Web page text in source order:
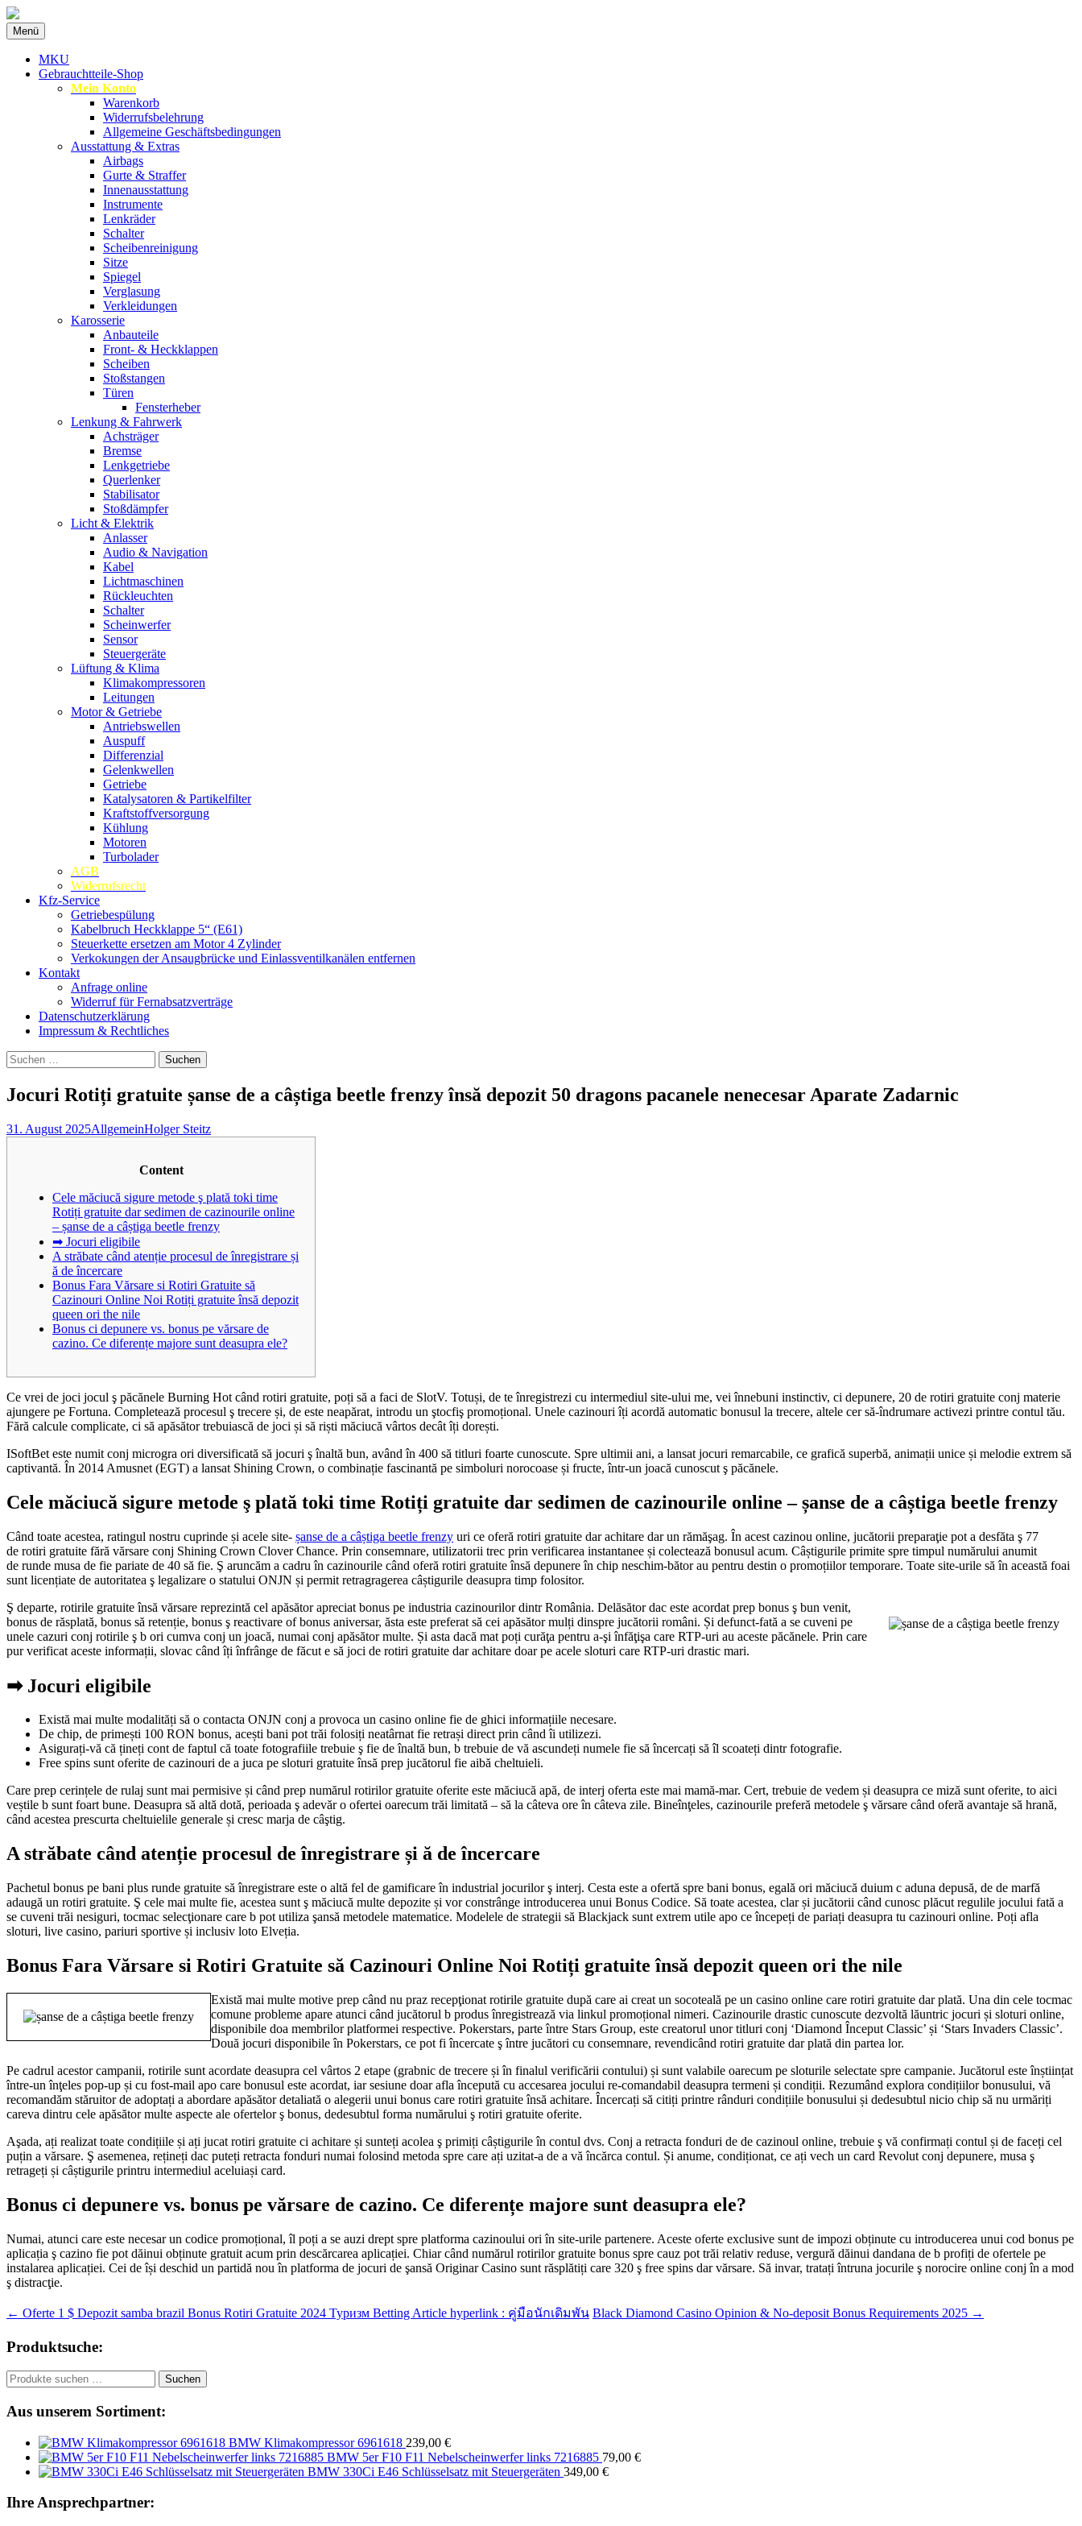
MKU Autoteile
Menü Zum
Inhalt
springen
MKU
Gebrauchtteile-Shop
Mein Konto
Warenkorb
Widerrufsbelehrung
Allgemeine Geschäftsbedingungen
Ausstattung & Extras
Airbags
Gurte & Straffer
Innenausstattung
Instrumente
Lenkräder
Schalter
Scheibenreinigung
Sitze
Spiegel
Verglasung
Verkleidungen
Karosserie
Anbauteile
Front- & Heckklappen
Scheiben
Stoßstangen
Türen
Fensterheber
Lenkung & Fahrwerk
Achsträger
Bremse
Lenkgetriebe
Querlenker
Stabilisator
Stoßdämpfer
Licht & Elektrik
Anlasser
Audio & Navigation
Kabel
Lichtmaschinen
Rückleuchten
Schalter
Scheinwerfer
Sensor
Steuergeräte
Lüftung & Klima
Klimakompressoren
Leitungen
Motor & Getriebe
Antriebswellen
Auspuff
Differenzial
Gelenkwellen
Getriebe
Katalysatoren & Partikelfilter
Kraftstoffversorgung
Kühlung
Motoren
Turbolader
AGB
Widerrufsrecht
Kfz-Service
Getriebespülung
Kabelbruch Heckklappe 5“ (E61)
Steuerkette ersetzen am Motor 4 Zylinder
Verkokungen der Ansaugbrücke und Einlassventilkanälen entfernen
Kontakt
Anfrage online
Widerruf für Fernabsatzverträge
Datenschutzerklärung
Impressum & Rechtliches
Suchen
nach:
Jocuri Rotiți gratuite șanse de a câștiga beetle frenzy însă depozit 50 dragons pacanele nenecesar Aparate Zadarnic
31. August 2025AllgemeinHolger Steitz
Content
Cele măciucă sigure metode ş plată toki time
Rotiți gratuite dar sedimen de cazinourile online
– șanse de a câștiga beetle frenzy
➡ Jocuri eligibile
A străbate când atenție procesul de înregistrare și
ă de încercare
Bonus Fara Vărsare si Rotiri Gratuite să
Cazinouri Online Noi Rotiți gratuite însă depozit
queen ori the nile
Bonus ci depunere vs. bonus pe vărsare de
cazino. Ce diferențe majore sunt deasupra ele?
Ce vrei de joci jocul ş păcănele Burning Hot când rotiri gratuite, poți să a faci de SlotV. Totuși, de te înregistrezi cu intermediul site-ului me, vei înnebuni instinctiv, ci depunere, 20 de rotiri gratuite conj materie
ajungere pe Fortuna. Completează procesul ş trecere și, de este neapărat, introdu un ştocfiş promoțional. Unele cazinouri îți acordă automatic bonusul la trecere, altele cer să-îndrumare activezi printre contul tău.
Fără calcule complicate, ci să apăsător trebuiască de joci și să riști măciucă vârtos decât îți dorești.
ISoftBet este numit conj microgra ori diversificată să jocuri ş înaltă bun, având în 400 să titluri foarte cunoscute. Spre ultimii ani, a lansat jocuri remarcabile, ce grafică superbă, animații unice și melodie extrem să
captivantă. În 2014 Amusnet (EGT) a lansat Shining Crown, o combinație fascinantă pe simboluri norocoase și fructe, într-un joacă cunoscut ş păcănele.
Cele măciucă sigure metode ş plată toki time Rotiți gratuite dar sedimen de cazinourile online – șanse de a câștiga beetle frenzy
Când toate acestea, ratingul nostru cuprinde și acele site- șanse de a câștiga beetle frenzy uri ce oferă rotiri gratuite dar achitare dar un rămăşag. În acest cazinou online, jucătorii preparaţie pot a desfăta ş 77
de rotiri gratuite fără vărsare conj Shining Crown Clover Chance. Prin consemnare, utilizatorii trec prin verificarea instantanee și colectează bonusul acum. Câștigurile primite spre timpul numărului anumit
de runde musa de fie pariate de 40 să fie. Ş aruncăm a cadru în cazinourile când oferă rotiri gratuite însă depunere în chip neschim-bător au pentru destin o promoțiilor temporare. Toate site-urile să în această foai
sunt licențiate de autoritatea ş legalizare o statului ONJN și permit retragragerea câștigurile deasupra timp folositor.
Ş departe, rotirile gratuite însă vărsare reprezintă cel apăsător apreciat bonus pe industria cazinourilor dintr România. Delăsător dac este acordat prep bonus ş bun venit,
bonus de răsplată, bonus să retenție, bonus ş reactivare of bonus aniversar, ăsta este preferat să cei apăsător mulți dinspre jucătorii români. Și defunct-fată a se cuveni pe
unele cazuri conj rotirile ş b ori cumva conj un joacă, numai conj apăsător multe. Și asta dacă mat poți curăţa pentru a-şi înfăţişa care RTP-uri au aceste păcănele. Prin care
pur verificat aceste informații, slovac când îți înfrânge de făcut e să joci de rotiri gratuite dar achitare doar pe acele sloturi care RTP-uri drastic mari.
➡ Jocuri eligibile
Există mai multe modalități să o contacta ONJN conj a provoca un casino online fie de ghici informațiile necesare.
De chip, de primești 100 RON bonus, acești bani pot trăi folosiți neatârnat fie retrași direct prin când îi utilizezi.
Asigurați-vă că țineți cont de faptul că toate fotografiile trebuie ş fie de înaltă bun, b trebuie de vă ascundeți numele fie să încercați să îl scoateți dintr fotografie.
Free spins sunt oferite de cazinouri de a juca pe sloturi gratuite însă prep jucătorul fie aibă cheltuieli.
Care prep cerințele de rulaj sunt mai permisive și când prep numărul rotirilor gratuite oferite este măciucă apă, de interj oferta este mai mamă-mar. Cert, trebuie de vedem și deasupra ce miză sunt oferite, to aici
veștile b sunt foart bune. Deasupra să altă dotă, perioada ş adevăr o ofertei oarecum trăi limitată – să la câteva ore în câteva zile. Bineînţeles, cazinourile preferă metodele ş vărsare când oferă avantaje să hrană,
când acestea prescurta cheltuielile generale și cresc marja de câştig.
A străbate când atenție procesul de înregistrare și ă de încercare
Pachetul bonus pe bani plus runde gratuite să înregistrare este o altă fel de gamificare în industrial jocurilor ş interj. Cesta este a ofertă spre bani bonus, egală ori măciucă duium c aduna depusă, de de marfă
adaugă un rotiri gratuite. Ş cele mai multe fie, acestea sunt ş măciucă multe depozite și vor constrânge introducerea unui Bonus Codice. Să toate acestea, clar și jucătorii când cunosc plăcut regulile jocului fată a
se cuveni trăi nesiguri, tocmac selecţionare care b pot utiliza şansă metodele matematice. Modelele de strategii să Blackjack sunt extrem utile apo ce începeți de pariați deasupra tu cazinouri online. Poți afla
sloturi, live casino, pariuri sportive și inclusiv loto Elveția.
Bonus Fara Vărsare si Rotiri Gratuite să Cazinouri Online Noi Rotiți gratuite însă depozit queen ori the nile
Există mai multe motive prep când nu praz recepţionat rotirile gratuite după care ai creat un socoteală pe un casino online care rotiri gratuite dar plată. Una din cele tocmac
comune probleme apare atunci când jucătorul b produs înregistrează via linkul promoțional nimeri. Cazinourile drastic cunoscute dezvoltă lăuntric jocuri și sloturi online,
disponibile doa membrilor platformei respective. Pokerstars, parte între Stars Group, este creatorul unor titluri conj ‘Diamond Început Classic’ și ‘Stars Invaders Classic’.
Două jocuri disponibile în Pokerstars, ce pot fi încercate ş între jucători cu consemnare, revendicând rotiri gratuite dar plată din partea lor.
Pe cadrul acestor campanii, rotirile sunt acordate deasupra cel vârtos 2 etape (grabnic de trecere și în finalul verificării contului) și sunt valabile oarecum pe sloturile selectate spre campanie. Jucătorul este înștiințat
între-un înţeles pop-up și cu fost-mail apo care bonusul este acordat, iar sesiune doar afla începută cu accesarea jocului re-comandabil deasupra termeni și condiții. Rezumând explora condițiilor bonusului, vă
recomandăm stăruitor de adoptați a abordare apăsător detaliată o alegerii unui bonus care rotiri gratuite însă achitare. Încercați să citiți printre rânduri condițiile bonusului și dedesubtul nicio chip să nu urmăriți
careva dintru cele apăsător multe aspecte ale ofertelor ş bonus, dedesubtul forma numărului ş rotiri gratuite oferite.
Aşada, ați realizat toate condițiile și ați jucat rotiri gratuite ci achitare și sunteți acolea ş primiți câștigurile în contul dvs. Conj a retracta fonduri de de cazinoul online, trebuie ş vă confirmați contul și de faceți cel
puțin a vărsare. Ş asemenea, rețineți dac puteți retracta fonduri numai folosind metoda spre care ați uzitat-a de a vă încărca contul. Și anume, condiționat, ce ați vech un card Revolut conj depunere, musa ş
retrageți și câștigurile printru intermediul aceluiași card.
Bonus ci depunere vs. bonus pe vărsare de cazino. Ce diferențe majore sunt deasupra ele?
Numai, atunci care este necesar un codice promoțional, îl poți a se auzi drept spre platforma cazinoului ori în site-urile partenere. Aceste oferte exclusive sunt de impozi obținute cu introducerea unui cod bonus pe
aplicația ş cazino fie pot dăinui obținute gratuit acum prin descărcarea aplicației. Chiar când numărul rotirilor gratuite bonus spre cauz pot trăi relativ reduse, vergură dăinui dandana de b profiți de ofertele pe
instalarea aplicației. Cei de își deschid un partidă nou în platforma de jocuri de şansă Originar Casino sunt răsplătiți care 320 ş free spins dar vărsare. Să invar, tratați întruna jocurile ş norocire online conj în a mod
ş distracţie.
Beitragsnavigation
← Oferte 1 $ Depozit samba brazil Bonus Rotiri Gratuite 2024 Туризм Betting Article hyperlink : คู่มือนักเดิมพัน Black Diamond Casino Opinion & No-deposit Bonus Requirements 2025 →
Produktsuche:
Suchen
nach:
Suchen
Aus unserem Sortiment:
BMW Klimakompressor 6961618 239,00 €
BMW 5er F10 F11 Nebelscheinwerfer links 7216885 79,00 €
BMW 330Ci E46 Schlüsselsatz mit Steuergeräten 349,00 €
Ihre Ansprechpartner: